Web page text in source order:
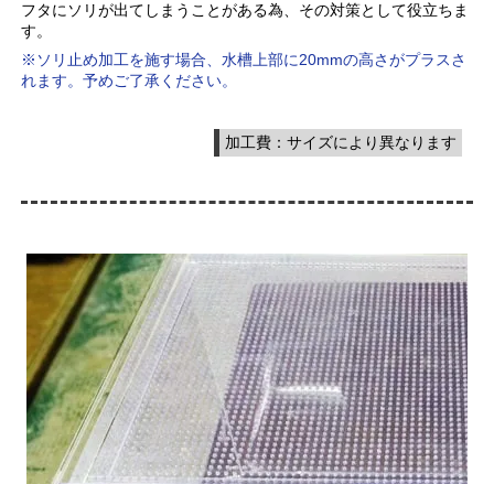
フタにソリが出てしまうことがある為、その対策として役立ちま
す。
※ソリ止め加工を施す場合、水槽上部に20mmの高さがプラスさ
れます。予めご了承ください。
加工費：サイズにより異なります